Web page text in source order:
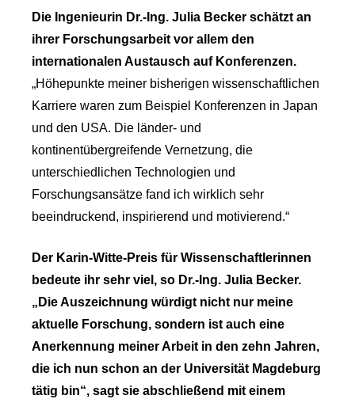
Die Ingenieurin Dr.-Ing. Julia Becker schätzt an
ihrer Forschungsarbeit vor allem den
internationalen Austausch auf Konferenzen.
„Höhepunkte meiner bisherigen wissenschaftlichen
Karriere waren zum Beispiel Konferenzen in Japan
und den USA. Die länder- und
kontinentübergreifende Vernetzung, die
unterschiedlichen Technologien und
Forschungsansätze fand ich wirklich sehr
beeindruckend, inspirierend und motivierend.“
Der Karin-Witte-Preis für Wissenschaftlerinnen
bedeute ihr sehr viel, so Dr.-Ing. Julia Becker.
„Die Auszeichnung würdigt nicht nur meine
aktuelle Forschung, sondern ist auch eine
Anerkennung meiner Arbeit in den zehn Jahren,
die ich nun schon an der Universität Magdeburg
tätig bin“, sagt sie abschließend mit einem